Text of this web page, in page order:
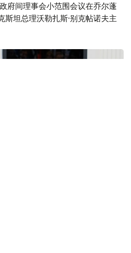
府间理事会小范围会议在乔尔蓬
斯坦总理沃勒扎斯·别克帖诺夫主